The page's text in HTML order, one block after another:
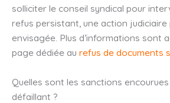
solliciter le conseil syndical pour
refus persistant, une action
envisagée. Plus d’informations sont
page dédiée au refus de documents
Quelles sont les sanctions
défaillant ?